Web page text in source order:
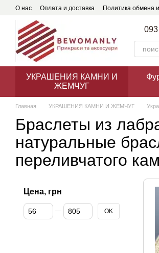
Перейти к основному контенту
О нас Оплата и доставка Политика обмена
УКРАШЕНИЯ КАМНИ И
ЖЕМЧУГ
Главная УКРАШЕНИЯ КАМНИ И ЖЕМЧУГ
Браслеты из
натуральные
переливчатого
Цена, грн
От Цена, грн
До Цена, грн OK